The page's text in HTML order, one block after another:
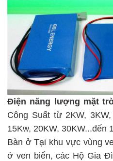
Điện năng lượng mặt
Công Suất từ 2KW,
15Kw, 20KW, 30KW...đến
Bàn ở Tại khu vực vùng
ở ven biển, các Hộ Gia